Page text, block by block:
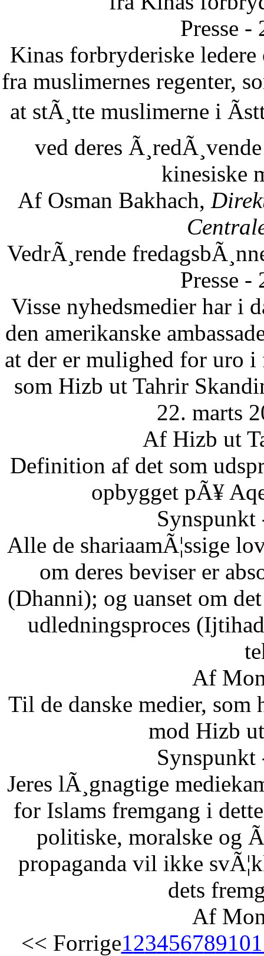
Presse -
Kinas forbryderiske ledere
fra muslimernes regenter,
at stÃ¸tte muslimerne i
ved deres
kinesiske
Af Osman Bakhach,
VedrÃ¸rende
Presse -
Visse nyhedsmedier har i
den amerikanske
at der er mulighed for uro i
som Hizb ut Tahrir
22. marts
Af Hizb ut
Definition af det som
opbygget pÃ¥
Synspunkt
Alle de shariaamÃ¦ssige
om deres beviser er
(Dhanni); og uanset om
udledningsproces
Af
Til de danske medier, som
mod Hizb
Synspunkt
Jeres lÃ¸gnagtige
for Islams fremgang i
politiske, moralske og
propaganda vil ikke
dets
Af
<< Forrige12345678910